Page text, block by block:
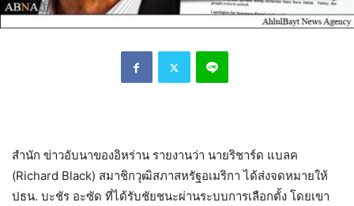
สำนัก ข่าวอับนาของอิหร่าน รายงานว่า นายริชาร์ด แบลค
(Richard Black) สมาชิกวุฒิสภาสหรัฐอเมริกา ได้ส่งจดหมายให้
ปธน. บะชัร อะซัด ที่ได้รับชัยชนะผ่านระบบการเลือกตั้ง โดยเขา